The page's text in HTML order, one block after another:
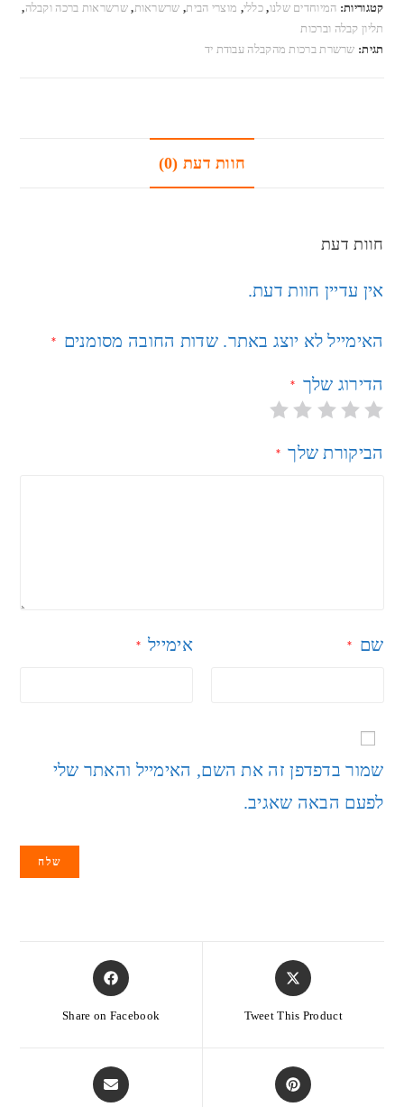
קטגוריות: המיוחדים שלנו, כללי, מוצרי הבית, שרשראות,שרשראות ברכה וקבלה,
תליון קבלה וברכות
תגית: שרשרת ברכות מהקבלה עבודת יד
חוות דעת (0)
חוות דעת
אין עדיין חוות דעת.
האימייל לא יוצג באתר. שדות החובה מסומנים *
הדירוג שלך *
הביקורת שלך *
שם * אימייל *
שמור בדפדפן זה את השם, האימייל והאתר שלי
לפעם הבאה שאגיב.
Tweet This Product
Share on Facebook